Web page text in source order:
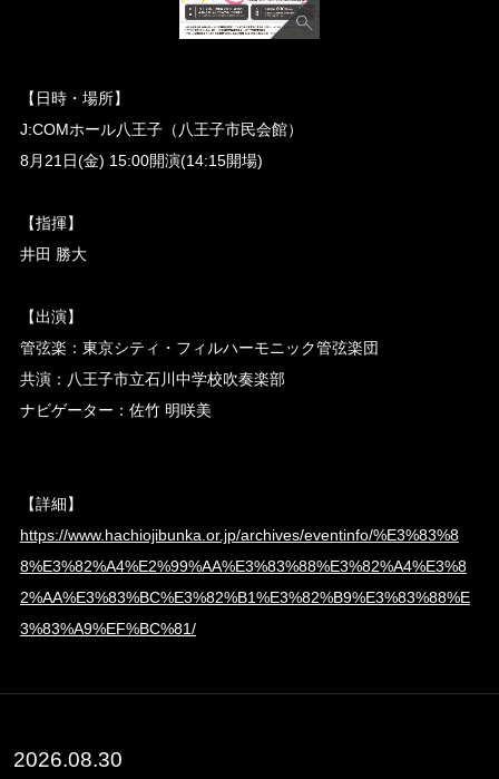
【日時・場所】
J:COMホール八王子（八王子市民会館）
8月21日(金) 15:00開演(14:15開場)
【指揮】
井田 勝大
【出演】
管弦楽：東京シティ・フィルハーモニック管弦楽団
共演：八王子市立石川中学校吹奏楽部
ナビゲーター：佐竹 明咲美
【詳細】
https://www.hachiojibunka.or.jp/archives/eventinfo/%E3%83%8
8%E3%82%A4%E2%99%AA%E3%83%88%E3%82%A4%E3%8
2%AA%E3%83%BC%E3%82%B1%E3%82%B9%E3%83%88%E
3%83%A9%EF%BC%81/
2026.08.30